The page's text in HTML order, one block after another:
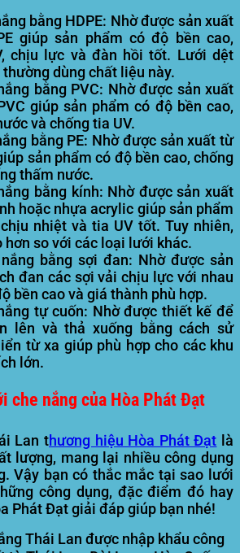
bằng HDPE: Nhờ được sản xuất
giúp sản phẩm có độ bền cao,
chịu lực và đàn hồi tốt. Lưới dệt
dùng chất liệu này.
bằng PVC: Nhờ được sản xuất
giúp sản phẩm có độ bền cao,
và chống tia UV.
bằng PE: Nhờ được sản xuất từ
sản phẩm có độ bền cao, chống
thấm nước.
bằng kính: Nhờ được sản xuất
hoặc nhựa acrylic giúp sản phẩm
nhiệt và tia UV tốt. Tuy nhiên,
hơn so với các loại lưới khác.
bằng sợi đan: Nhờ được sản
đan các sợi vải chịu lực với nhau
bền cao và giá thành phù hợp.
tự cuốn: Nhờ được thiết kế để
lên và thả xuống bằng cách sử
từ xa giúp phù hợp cho các khu
lớn.
che nắng của Hòa Phát Đạt
Lan thương hiệu Hòa Phát Đạt là
lượng, mang lại nhiều công dụng
Vậy bạn có thắc mắc tại sao lưới
công dụng, đặc điểm đó hay
Phát Đạt giải đáp giúp bạn nhé!
Thái Lan được nhập khẩu công